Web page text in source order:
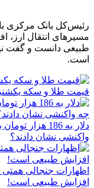
رئیس‌کل بانک مرکزی با
طبیعی دانست و گفت
است.
قیمت طلا و سکه یکشنبه 18 مرداد+
دلار به 186
واکنشی نشان دادند؟
افزایش طبیعی است!